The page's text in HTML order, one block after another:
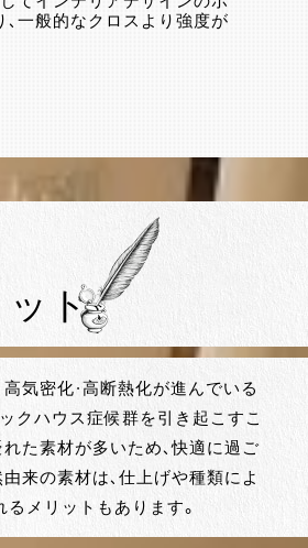
一般的なクロスより強度が
ト
気密化・高断熱化が進んでいる
クハウス症候群を引き起こすこ
た素材が多いため、快適に過ご
来の素材は、仕上げや種類によ
メリットもあります。